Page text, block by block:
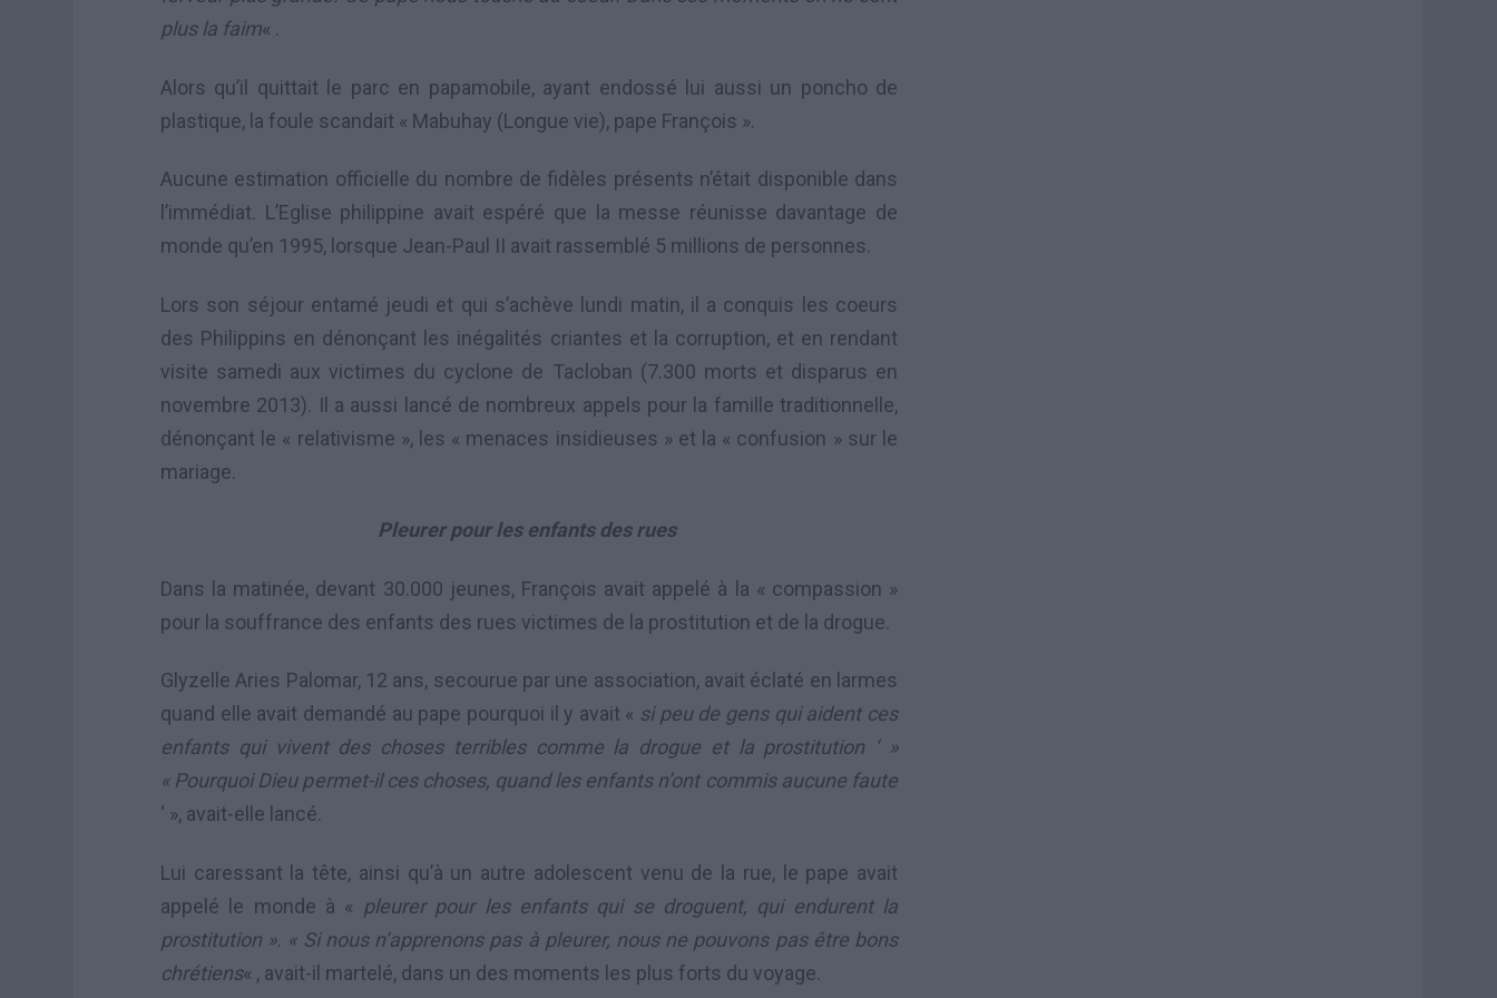
plus la faim« .
Alors qu’il quittait le parc en papamobile, ayant endossé lui aussi un poncho de
plastique, la foule scandait « Mabuhay (Longue vie), pape François ».
Aucune estimation officielle du nombre de fidèles présents n’était disponible dans
l’immédiat. L’Eglise philippine avait espéré que la messe réunisse davantage de
monde qu’en 1995, lorsque Jean-Paul II avait rassemblé 5 millions de personnes.
Lors son séjour entamé jeudi et qui s’achève lundi matin, il a conquis les coeurs
des Philippins en dénonçant les inégalités criantes et la corruption, et en rendant
visite samedi aux victimes du cyclone de Tacloban (7.300 morts et disparus en
novembre 2013). Il a aussi lancé de nombreux appels pour la famille traditionnelle,
dénonçant le « relativisme », les « menaces insidieuses » et la « confusion » sur le
mariage.
Pleurer pour les enfants des rues
Dans la matinée, devant 30.000 jeunes, François avait appelé à la « compassion »
pour la souffrance des enfants des rues victimes de la prostitution et de la drogue.
Glyzelle Aries Palomar, 12 ans, secourue par une association, avait éclaté en larmes
quand elle avait demandé au pape pourquoi il y avait « si peu de gens qui aident ces
enfants qui vivent des choses terribles comme la drogue et la prostitution ‘ »
« Pourquoi Dieu permet-il ces choses, quand les enfants n’ont commis aucune faute
‘ », avait-elle lancé.
Lui caressant la tête, ainsi qu’à un autre adolescent venu de la rue, le pape avait
appelé le monde à « pleurer pour les enfants qui se droguent, qui endurent la
prostitution ». « Si nous n’apprenons pas à pleurer, nous ne pouvons pas être bons
chrétiens« , avait-il martelé, dans un des moments les plus forts du voyage.